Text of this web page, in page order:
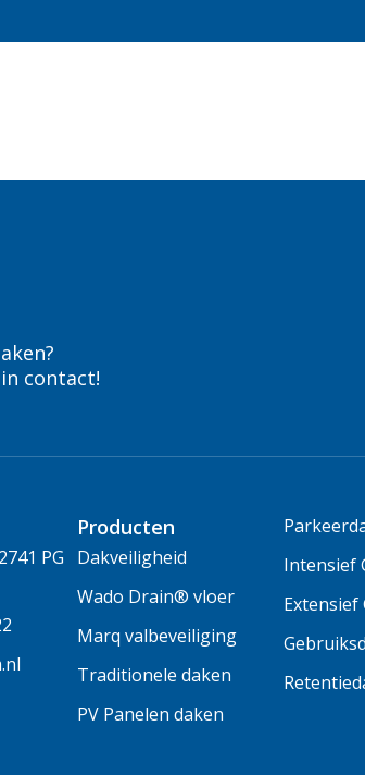
contact!
PG
Producten
Dakveiligheid
Wado Drain® vloer
Marq valbeveiliging
Traditionele daken
PV Panelen daken
Intensief
Extensief